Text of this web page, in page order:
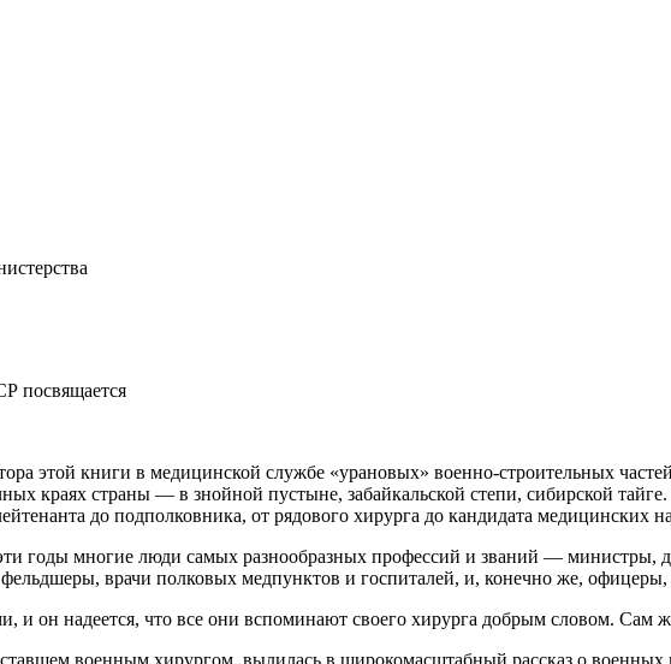
посвящается
этой книги в медицинской службе «урановых» военно-строительных
краях страны — в знойной пустыне, забайкальской степи, сибирской
до подполковника, от рядового хирурга до кандидата медицинских
годы многие люди самых разнообразных профессий и званий — министры,
врачи полковых медпунктов и госпиталей, и, конечно же,
и он надеется, что все они вспоминают своего хирурга добрым словом. Сам